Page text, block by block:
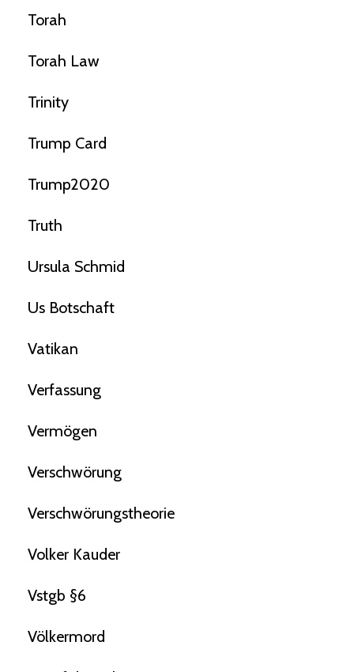
Torah
Torah Law
Trinity
Trump Card
Trump2020
Truth
Ursula Schmid
Us Botschaft
Vatikan
Verfassung
Vermögen
Verschwörung
Verschwörungstheorie
Volker Kauder
Vstgb §6
Völkermord